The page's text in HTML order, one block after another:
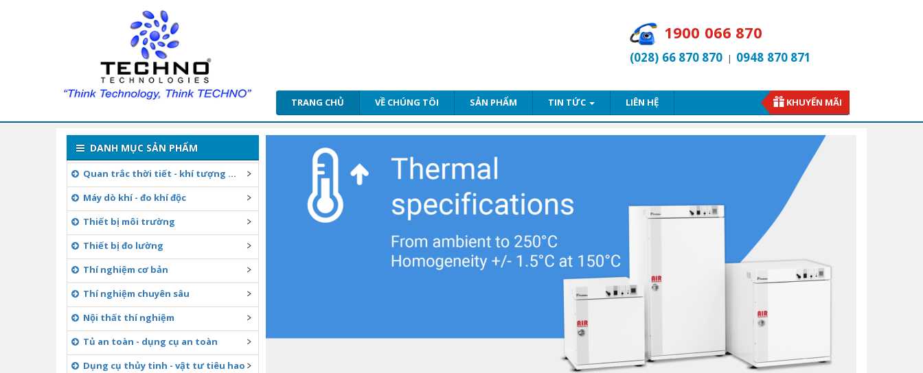
1900 066 870
(028) 66 870 870 | 0948 870 871
TRANG CHỦ VỀ CHÚNG TÔI SẢN PHẨM TIN TỨC LIÊN HỆ KHUYẾN MÃI
DANH MỤC SẢN PHẨM
Quan trắc thời tiết - khí tượng ...
Máy dò khí - đo khí độc
Thiết bị môi trường
Thiết bị đo lường
Thí nghiệm cơ bản
Thí nghiệm chuyên sâu
Nội thất thí nghiệm
Tủ an toàn - dụng cụ an toàn
Dụng cụ thủy tinh - vật tư tiêu hao